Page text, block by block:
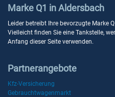
Marke Q1 in Aldersbach
Leider betreibt Ihre bevorzugte Marke
Vielleicht finden Sie eine Tankstelle,
Anfang dieser Seite verwenden.
Partnerangebote
Kfz-Versicherung
Gebrauchtwagenmarkt